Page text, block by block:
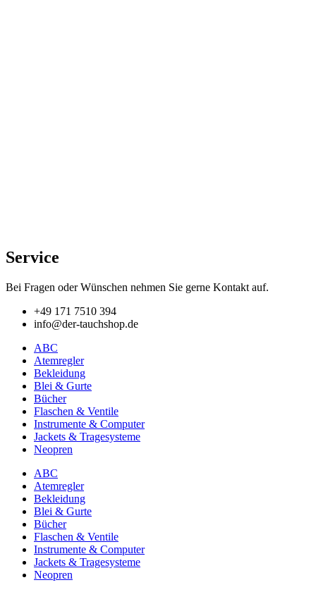
Service
Bei Fragen oder Wünschen nehmen Sie gerne Kontakt auf.
+49 171 7510 394
info@der-tauchshop.de
ABC
Atemregler
Bekleidung
Blei & Gurte
Bücher
Flaschen & Ventile
Instrumente & Computer
Jackets & Tragesysteme
Neopren
ABC
Atemregler
Bekleidung
Blei & Gurte
Bücher
Flaschen & Ventile
Instrumente & Computer
Jackets & Tragesysteme
Neopren